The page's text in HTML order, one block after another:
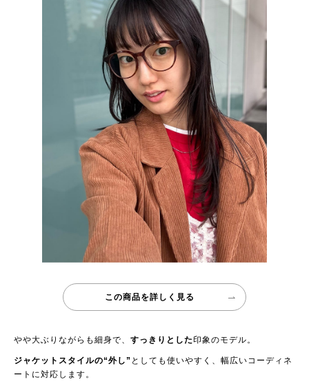
この商品を詳しく見る
やや大ぶりながらも細身で、 すっきりとした印象のモデル。
ジャケットスタイルの“外し” としても使いやすく、幅広いコーディネ
ートに対応します。